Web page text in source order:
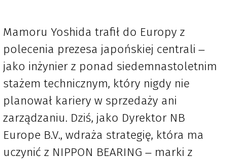
Mamoru Yoshida trafił do Europy z
polecenia prezesa japońskiej centrali ‒
jako inżynier z ponad siedemnastoletnim
stażem technicznym, który nigdy nie
planował kariery w sprzedaży ani
zarządzaniu. Dziś, jako Dyrektor NB
Europe B.V., wdraża strategię, która ma
uczynić z NIPPON BEARING ‒ marki z